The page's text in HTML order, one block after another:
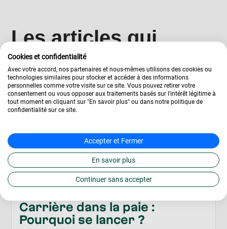
Les articles qui
pourraient vous
intéresser
Carrière dans la paie :
Pourquoi se lancer ?
Cookies et confidentialité
Avec votre accord, nos partenaires et nous-mêmes utilisons des cookies ou
technologies similaires pour stocker et accéder à des informations
personnelles comme votre visite sur ce site. Vous pouvez retirer votre
consentement ou vous opposer aux traitements basés sur l'intérêt légitime à
tout moment en cliquant sur "En savoir plus" ou dans notre politique de
confidentialité sur ce site.
Accepter et Fermer
En savoir plus
Continuer sans accepter